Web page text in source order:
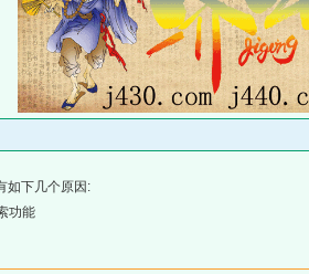
如下几个原因:
功能